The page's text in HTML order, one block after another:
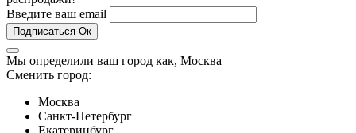
Введите ваш email
Подписаться Ок
Мы определили ваш город как, Москва
Сменить город:
Москва
Санкт-Петербург
Екатеринбург